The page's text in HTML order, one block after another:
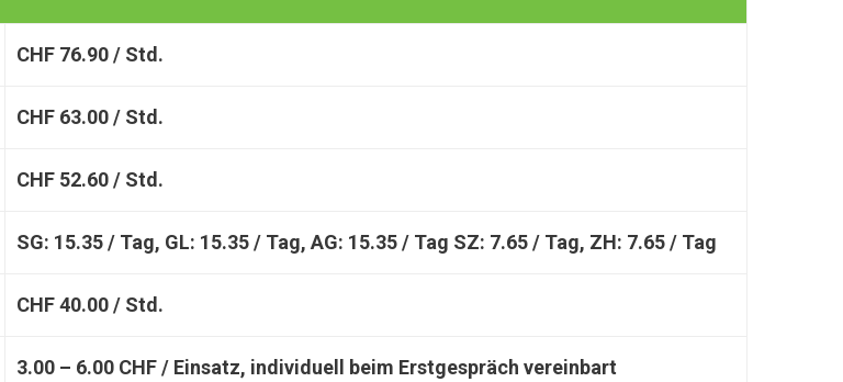
CHF 76.90 / Std.
CHF 63.00 / Std.
CHF 52.60 / Std.
SG: 15.35 / Tag, GL: 15.35 / Tag, AG: 15.35 / Tag SZ: 7.65 / Tag, ZH: 7.65 / Tag
CHF 40.00 / Std.
3.00 – 6.00 CHF / Einsatz, individuell beim Erstgespräch vereinbart